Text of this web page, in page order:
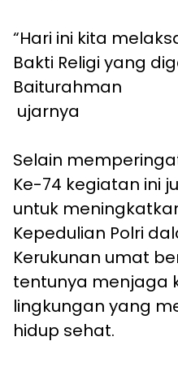
“Hari ini kita
Bakti Religi yang
Baiturahman
ujarnya
Selain
Ke-74 kegiatan ini
untuk
Kepedulian Polri
Kerukunan umat
tentunya menjaga
lingkungan yang
hidup sehat.